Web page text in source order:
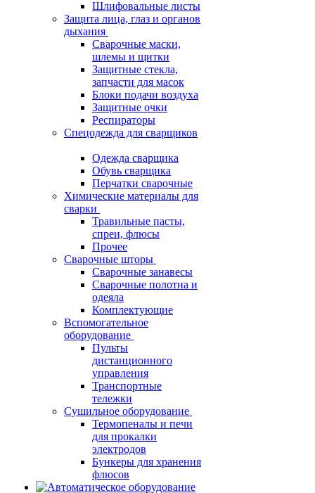
Шлифовальные листы
Защита лица, глаз и органов
дыхания
Сварочные маски,
шлемы и щитки
Защитные стекла,
запчасти для масок
Блоки подачи воздуха
Защитные очки
Респираторы
Спецодежда для сварщиков
Одежда сварщика
Обувь сварщика
Перчатки сварочные
Химические материалы для
сварки
Травильные пасты,
спреи, флюсы
Прочее
Сварочные шторы
Сварочные занавесы
Сварочные полотна и
одеяла
Комплектующие
Вспомогательное
оборудование
Пульты
дистанционного
управления
Транспортные
тележки
Сушильное оборудование
Термопеналы и печи
для прокалки
электродов
Бункеры для хранения
флюсов